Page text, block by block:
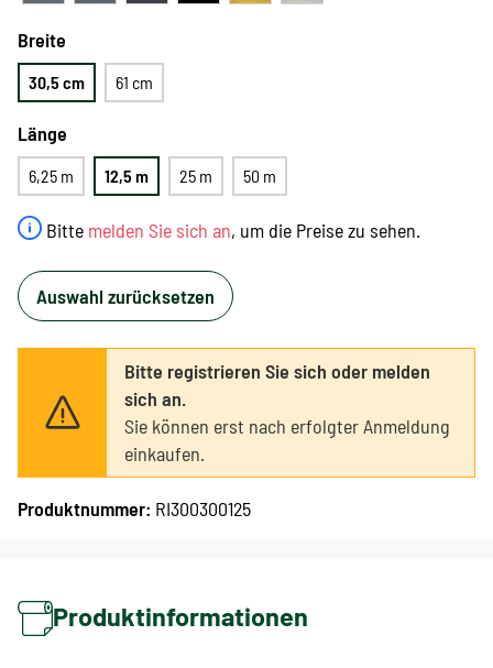
Bitte melden Sie sich an, um die Preise zu sehen.
Breite
30,5 cm 61 cm
Länge
6,25 m 12,5 m 25 m 50 m
Auswahl zurücksetzen
Bitte registrieren Sie sich oder melden
sich an.
Sie können erst nach erfolgter Anmeldung
einkaufen.
Produktnummer: RI300300125
Produktinformationen